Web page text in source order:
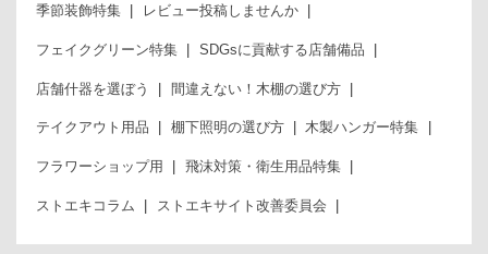
季節装飾特集 レビュー投稿しませんか
フェイクグリーン特集 SDGsに貢献する店舗備品
店舗什器を選ぼう 間違えない！木棚の選び方
テイクアウト用品 棚下照明の選び方 木製ハンガー特集
フラワーショップ用 飛沫対策・衛生用品特集
ストエキコラム ストエキサイト改善委員会